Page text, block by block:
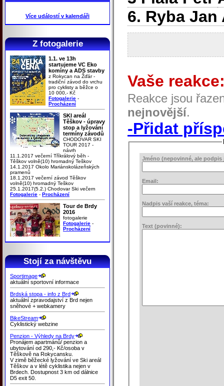
Více událostí v kalendáři
Z fotogalerie
1.1. ve 13h
startujeme VC Eko
komíny a ADS stavby
z Rokycan na Žďár -
tradiční závod do vrchu
pro cyklisty a běžce o
10 000,- Kč
Fotogalerie -
Procházení
SKI areál
Těškov - úpravy
stop a lyžování
termíny závodů
CHODOVAR SKI
TOUR 2017 -
návrh
11.1.2017 večerní Tříkrálový běh -
Těškov volně(10) hromadný Teškov
14.1.2017 Okolo Mariánskolázeňských
pramenů
18.1.2017 večerní závod Těškov
volně(10) hromadný Teškov
25.1.2017(5.2.) Chodovar Ski večern
Fotogalerie - Procházení
Tour de Brdy
2016
fotogalerie
Fotogalerie -
Procházení
Stojí za návštěvu
Sportimage
aktuální sportovní informace
Brdská stopa - info z Brd
aktuální zpravodajství z Brd nejen
sněhové + webkamery
BikeStream
Cyklistický webzine
Penzion - Výhledy na Brdy
Pronájem apartmánů/ penzion a
ubytování od 290,- Kč/osoba v
Těškově na Rokycansku.
V zimě běžecké lyžování ve Ski areál
Těškov a v létě cyklistika nejen v
Brdech. Dostupnost 3 km od dálnice
D5 exit 50.
6. Ryba Jan
Vaše
Reakce jsou
nejnovější.
-Přidat
Jméno (nepovinné, ale podpis
Email:
Nadpis vaší reakce, téma:
Text (povinné):